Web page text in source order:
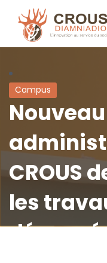
Campus
CROUS
les
démarré.